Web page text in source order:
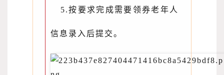
5.按要求完成需要领券老年人
信息录入后提交。